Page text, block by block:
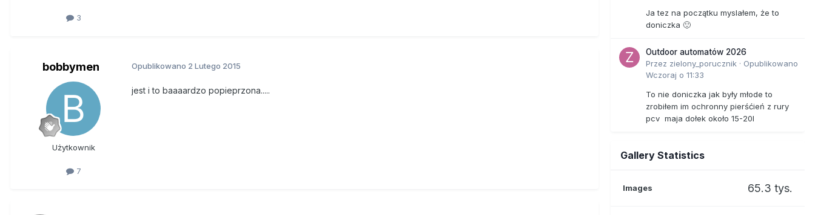
3
bobbymen
Użytkownik
7
Opublikowano 2 Lutego 2015
jest i to baaaardzo popieprzona.....
Ja tez na początku myslałem, że to
doniczka 🙂
Outdoor automatów 2026
Przez zielony_porucznik · Opublikowano
Wczoraj o 11:33
To nie doniczka jak były młode to
zrobiłem im ochronny pierśćień z rury
pcv maja dołek około 15-20l
Gallery Statistics
Images 65.3 tys.